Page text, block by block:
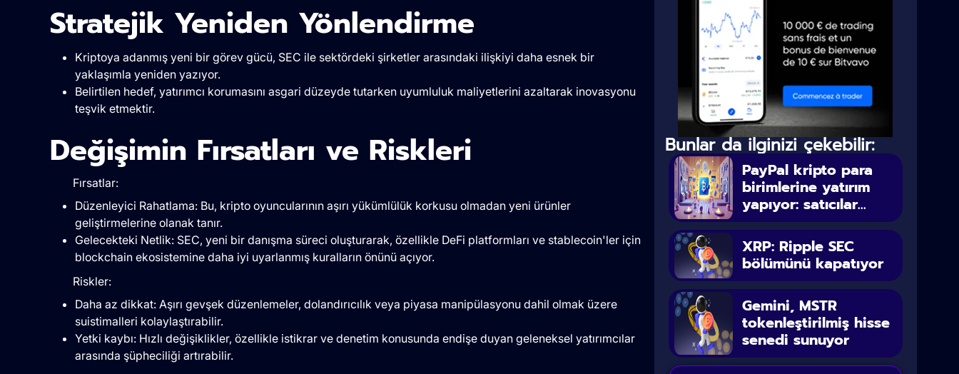
Stratejik Yeniden Yönlendirme
Kriptoya adanmış yeni bir görev gücü, SEC ile sektördeki şirketler arasındaki ilişkiyi daha esnek bir
yaklaşımla yeniden yazıyor.
Belirtilen hedef, yatırımcı korumasını asgari düzeyde tutarken uyumluluk maliyetlerini azaltarak inovasyonu
teşvik etmektir.
Değişimin Fırsatları ve Riskleri
Fırsatlar:
Düzenleyici Rahatlama: Bu, kripto oyuncularının aşırı yükümlülük korkusu olmadan yeni ürünler
geliştirmelerine olanak tanır.
Gelecekteki Netlik: SEC, yeni bir danışma süreci oluşturarak, özellikle DeFi platformları ve stablecoin'ler için
blockchain ekosistemine daha iyi uyarlanmış kuralların önünü açıyor.
Riskler:
Daha az dikkat: Aşırı gevşek düzenlemeler, dolandırıcılık veya piyasa manipülasyonu dahil olmak üzere
suistimalleri kolaylaştırabilir.
Yetki kaybı: Hızlı değişiklikler, özellikle istikrar ve denetim konusunda endişe duyan geleneksel yatırımcılar
arasında şüpheciliği artırabilir.
Bunlar da ilginizi çekebilir:
PayPal kripto para
birimlerine yatırım
yapıyor: satıcılar...
XRP: Ripple SEC
bölümünü kapatıyor
Gemini, MSTR
tokenleştirilmiş hisse
senedi sunuyor